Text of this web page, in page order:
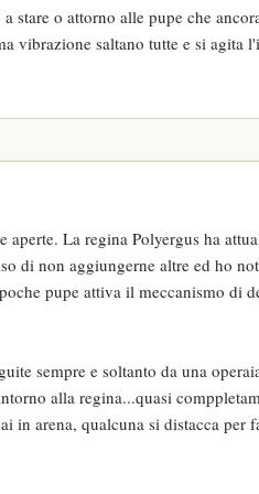
stare o attorno alle pupe che
vibrazione saltano tutte e si agita
aperte. La regina Polyergus ha
di non aggiungerne altre ed ho
pupe attiva il meccanismo di
sempre e soltanto da una
alla regina...quasi
in arena, qualcuna si distacca